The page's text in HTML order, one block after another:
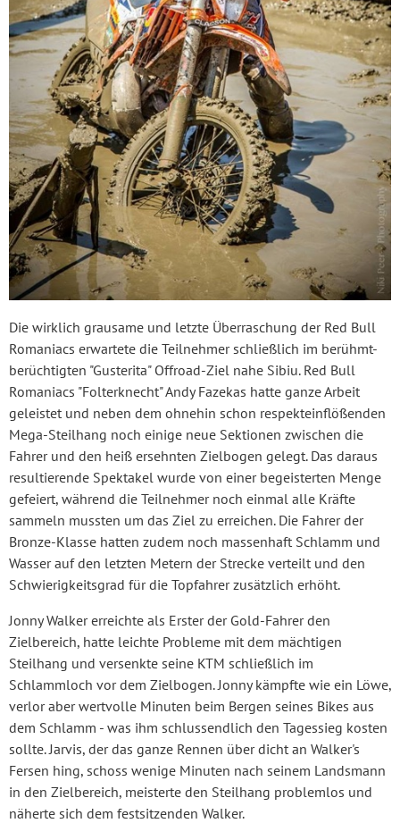
Die wirklich grausame und letzte Überraschung der Red Bull
Romaniacs erwartete die Teilnehmer schließlich im berühmt-
berüchtigten "Gusterita" Offroad-Ziel nahe Sibiu. Red Bull
Romaniacs "Folterknecht" Andy Fazekas hatte ganze Arbeit
geleistet und neben dem ohnehin schon respekteinflößenden
Mega-Steilhang noch einige neue Sektionen zwischen die
Fahrer und den heiß ersehnten Zielbogen gelegt. Das daraus
resultierende Spektakel wurde von einer begeisterten Menge
gefeiert, während die Teilnehmer noch einmal alle Kräfte
sammeln mussten um das Ziel zu erreichen. Die Fahrer der
Bronze-Klasse hatten zudem noch massenhaft Schlamm und
Wasser auf den letzten Metern der Strecke verteilt und den
Schwierigkeitsgrad für die Topfahrer zusätzlich erhöht.
Jonny Walker erreichte als Erster der Gold-Fahrer den
Zielbereich, hatte leichte Probleme mit dem mächtigen
Steilhang und versenkte seine KTM schließlich im
Schlammloch vor dem Zielbogen. Jonny kämpfte wie ein Löwe,
verlor aber wertvolle Minuten beim Bergen seines Bikes aus
dem Schlamm - was ihm schlussendlich den Tagessieg kosten
sollte. Jarvis, der das ganze Rennen über dicht an Walker's
Fersen hing, schoss wenige Minuten nach seinem Landsmann
in den Zielbereich, meisterte den Steilhang problemlos und
näherte sich dem festsitzenden Walker.